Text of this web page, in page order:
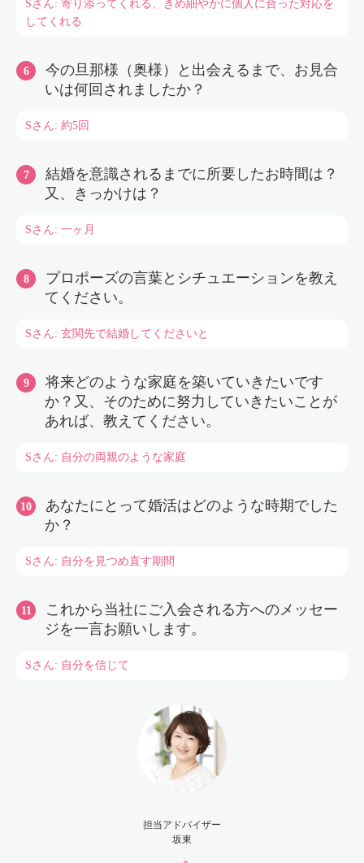
Sさん: 寄り添ってくれる、きめ細やかに個人に合った対応を
してくれる
今の旦那様（奥様）と出会えるまで、お見合
いは何回されましたか？
Sさん: 約5回
結婚を意識されるまでに所要したお時間は？
又、きっかけは？
Sさん: 一ヶ月
プロポーズの言葉とシチュエーションを教え
てください。
Sさん: 玄関先で結婚してくださいと
将来どのような家庭を築いていきたいです
か？又、そのために努力していきたいことが
あれば、教えてください。
Sさん: 自分の両親のような家庭
あなたにとって婚活はどのような時期でした
か？
Sさん: 自分を見つめ直す期間
これから当社にご入会される方へのメッセー
ジを一言お願いします。
Sさん: 自分を信じて
担当アドバイザー
坂東